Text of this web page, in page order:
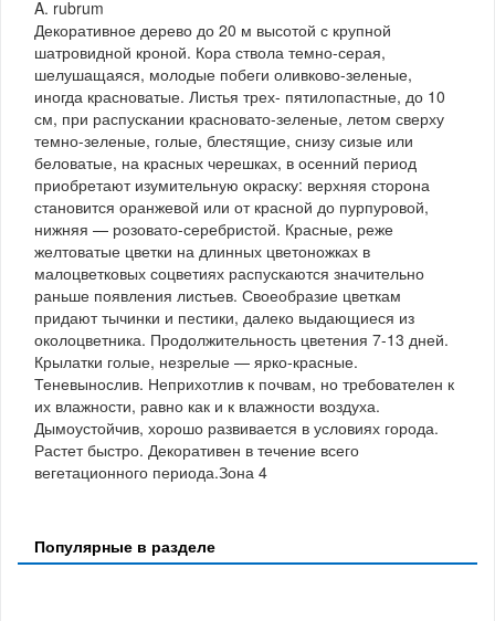
A. rubrum
Декоративное дерево до 20 м высотой с крупной
шатровидной кроной. Кора ствола темно-серая,
шелушащаяся, молодые побеги оливково-зеленые,
иногда красноватые. Листья трех- пятилопастные, до 10
см, при распускании красновато-зеленые, летом сверху
темно-зеленые, голые, блестящие, снизу сизые или
беловатые, на красных черешках, в осенний период
приобретают изумительную окраску: верхняя сторона
становится оранжевой или от красной до пурпуровой,
нижняя — розовато-серебристой. Красные, реже
желтоватые цветки на длинных цветоножках в
малоцветковых соцветиях распускаются значительно
раньше появления листьев. Своеобразие цветкам
придают тычинки и пестики, далеко выдающиеся из
околоцветника. Продолжительность цветения 7-13 дней.
Крылатки голые, незрелые — ярко-красные.
Теневынослив. Неприхотлив к почвам, но требователен к
их влажности, равно как и к влажности воздуха.
Дымоустойчив, хорошо развивается в условиях города.
Растет быстро. Декоративен в течение всего
вегетационного периода.Зона 4
Популярные в разделе